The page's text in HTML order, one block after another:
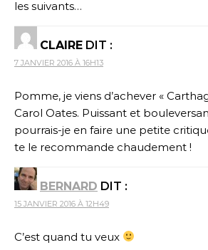
les suivants…
CLAIRE DIT :
7 JANVIER 2016 À 16H13
Pomme, je viens d’achever «
Carol Oates. Puissant et
pourrais-je en faire une petite
te le recommande chaudement !
BERNARD DIT :
15 JANVIER 2016 À 12H49
C’est quand tu veux